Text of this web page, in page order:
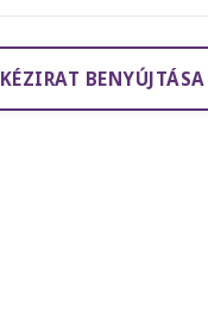
KÉZIRAT BENYÚJTÁSA